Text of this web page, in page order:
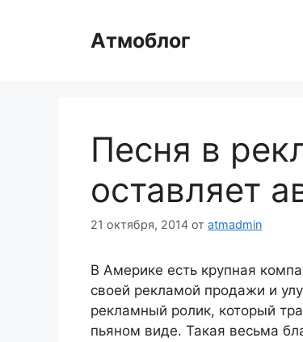
содержимомуАтмоблог
Песня в
оставляет
21 октября, 2014 от atmadmin
В Америке есть крупная
своей рекламой продажи и
рекламный ролик, который
пьяном виде. Такая весьма